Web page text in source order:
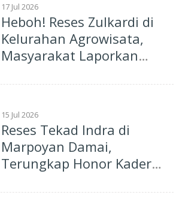
17 Jul 2026
Heboh! Reses Zulkardi di
Kelurahan Agrowisata,
Masyarakat Laporkan
Bawah UMK
15 Jul 2026
Reses Tekad Indra di
Marpoyan Damai,
Terungkap Honor Kader
Rp100.000 per Bulan